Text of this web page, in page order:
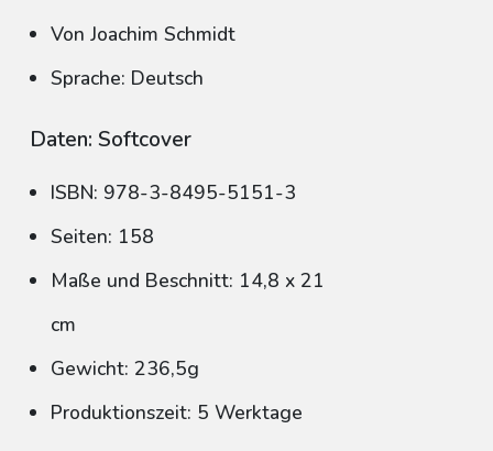
Von Joachim Schmidt
Sprache: Deutsch
Daten: Softcover
ISBN: 978-3-8495-5151-3
Seiten: 158
Maße und Beschnitt: 14,8 x 21
cm
Gewicht: 236,5g
Produktionszeit: 5 Werktage